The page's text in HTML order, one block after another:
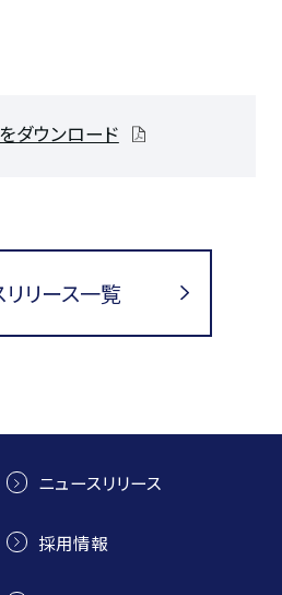
ダウンロード
リリース一覧
ニュースリリース
採用情報